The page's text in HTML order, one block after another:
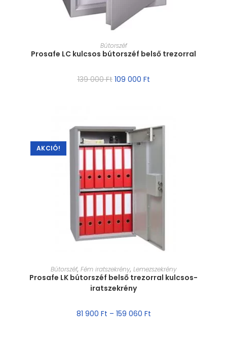
MÉRET VÁLASZTÁSA
Bútorszéf
Prosafe LC kulcsos bútorszéf belső trezorral
139 000Ft 109 000 Ft
AKCIÓ!
MÉRET VÁLASZTÁSA
Bútorszéf, Fém iratszekrény, Lemezszekrény
Prosafe LK bútorszéf belső trezorral kulcsos-
iratszekrény
81 900 Ft – 159 060 Ft